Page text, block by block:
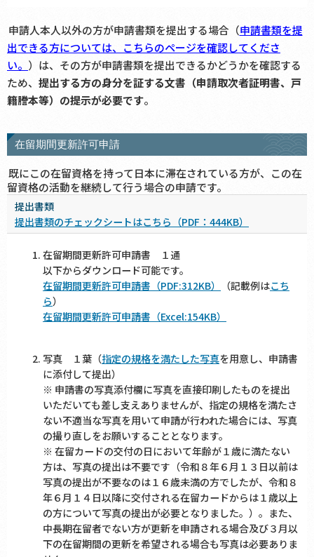
申請人本人以外の方が申請書類を提出する場合（申請書類を提
出できる方については、こちらのページを確認してくださ
い。 ）は、その方が申請書類を提出できるかどうかを確認する
ため、 提出する方の身分を証する文書（申請取次者証明書、戸
籍謄本等）の提示が必要です。
在留期間更新許可申請
既にこの在留資格を持って日本に滞在されている方が、この在
留資格の活動を継続して行う場合の申請です。
提出書類
提出書類のチェックシートはこちら（PDF：444KB）
在留期間更新許可申請書 １通
以下からダウンロード可能です。
在留期間更新許可申請書（PDF:312KB）
（記載例はこち
ら）
在留期間更新許可申請書（Excel:154KB）
写真 １葉（指定の規格を満たした写真を用意し、申請書
に添付して提出）
※ 申請書の写真添付欄に写真を直接印刷したものを提出
いただいても差し支えありませんが、指定の規格を満たさ
ない不適当な写真を用いて申請が行われた場合には、写真
の撮り直しをお願いすることとなります。
※ 在留カードの交付の日において年齢が１歳に満たない
方は、写真の提出は不要です（令和８年６月１３日以前は
写真の提出が不要なのは１６歳未満の方でしたが、令和８
年６月１４日以降に交付される在留カードからは１歳以上
の方について写真の提出が必要となりました。）。また、
中長期在留者でない方が更新を申請される場合及び３月以
下の在留期間の更新を希望される場合も写真は必要ありま